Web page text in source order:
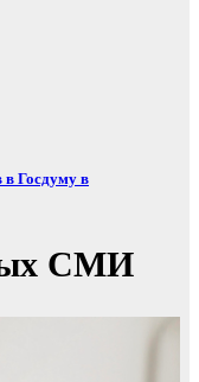
в Госдуму в